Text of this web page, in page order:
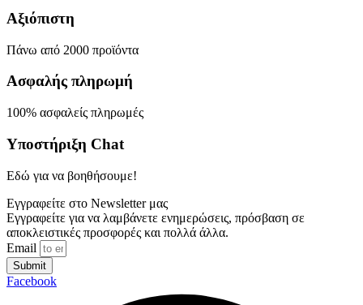
Αξιόπιστη
Πάνω από 2000 προϊόντα
Ασφαλής πληρωμή
100% ασφαλείς πληρωμές
Υποστήριξη Chat
Εδώ για να βοηθήσουμε!
Εγγραφείτε στο Newsletter μας
Εγγραφείτε για να λαμβάνετε ενημερώσεις, πρόσβαση σε
αποκλειστικές προσφορές και πολλά άλλα.
Email
Submit
Facebook